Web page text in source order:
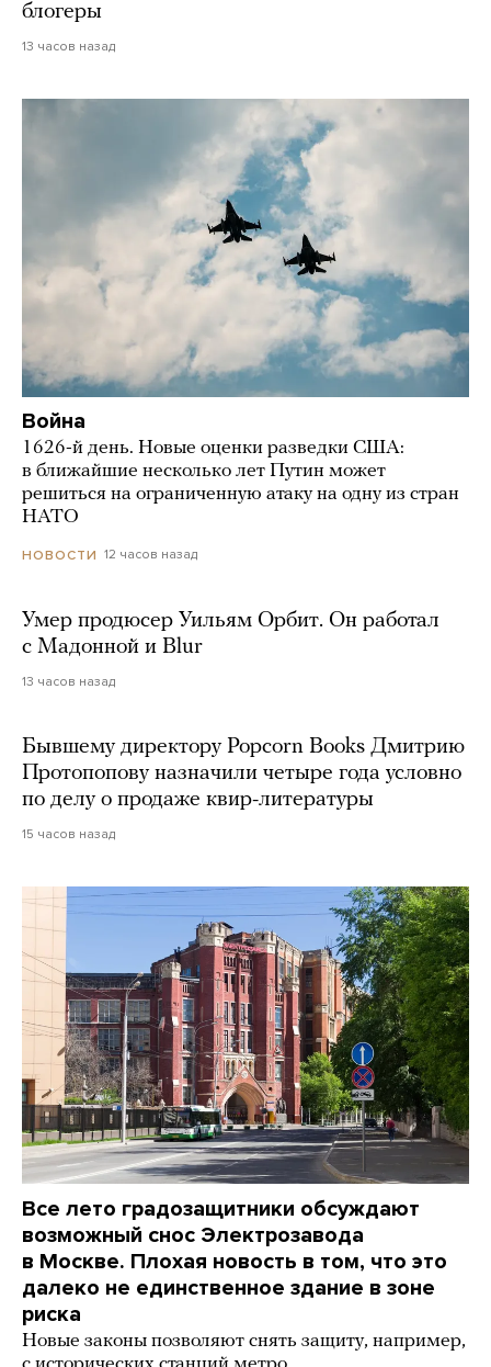
блогеры
13 часов назад
Война
1626-й день. Новые оценки разведки США:
в ближайшие несколько лет Путин может
решиться на ограниченную атаку на одну из стран
НАТО
НОВОСТИ 12 часов назад
Умер продюсер Уильям Орбит. Он работал
с Мадонной и Blur
13 часов назад
Бывшему директору Popcorn Books Дмитрию
Протопопову назначили четыре года условно
по делу о продаже квир-литературы
15 часов назад
Все лето градозащитники обсуждают
возможный снос Электрозавода
в Москве. Плохая новость в том, что это
далеко не единственное здание в зоне
риска
Новые законы позволяют снять защиту, например,